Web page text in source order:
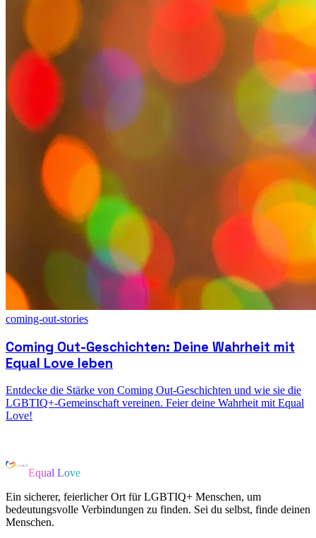
coming-out-stories
Coming Out-Geschichten: Deine Wahrheit mit
Equal Love leben
Entdecke die Stärke von Coming Out-Geschichten und wie sie die
LGBTIQ+-Gemeinschaft vereinen. Feier deine Wahrheit mit Equal
Love!
Equal Love
Ein sicherer, feierlicher Ort für LGBTIQ+ Menschen, um
bedeutungsvolle Verbindungen zu finden. Sei du selbst, finde deinen
Menschen.